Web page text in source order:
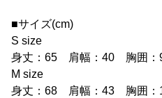
■サイズ(cm)
S size
身丈：65 肩幅：40 胸囲
M size
身丈：68 肩幅：43 胸囲